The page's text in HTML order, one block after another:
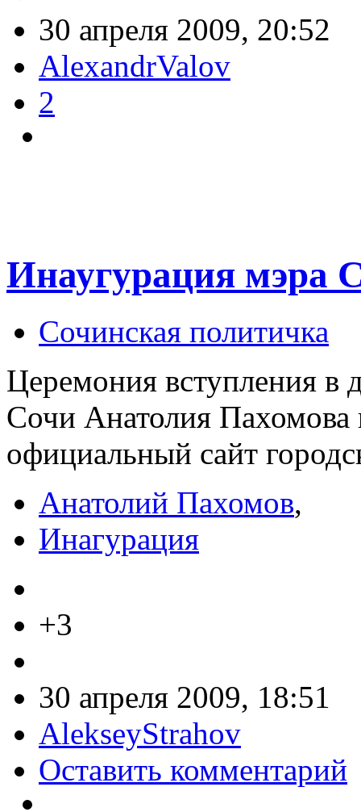
30 апреля 2009, 20:52
AlexandrValov
2
Инаугурация мэра
Сочинская политичка
Церемония вступления в
Сочи Анатолия Пахомова
официальный сайт
Анатолий Пахомов,
Инагурация
+3
30 апреля 2009, 18:51
AlekseyStrahov
Оставить комментарий